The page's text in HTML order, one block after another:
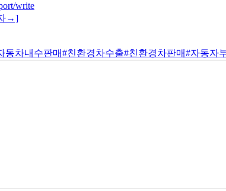
write
→]
동차내수판매#친환경차수출#친환경차판매#자동자